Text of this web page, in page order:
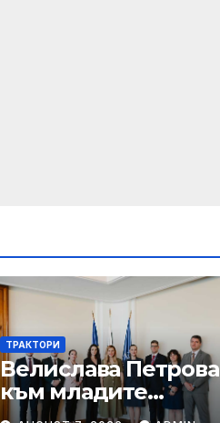
ТРАКТОРИ
Велислава Петрова
към младите
дипломати: